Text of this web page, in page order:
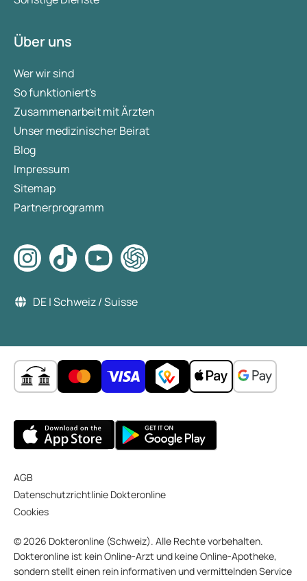
Über uns
Wer wir sind
So funktioniert's
Zusammenarbeit mit Ärzten
Unser medizinischer Beirat
Blog
Impressum
Sitemap
Partnerprogramm
DE | Schweiz / Suisse
AGB
Datenschutzrichtlinie Dokteronline
Cookies
© 2026 Dokteronline (Schweiz). Alle Rechte vorbehalten.
Dokteronline ist kein Online-Arzt und keine Online-Apotheke,
sondern stellt einen rein informativen und vermittelnden Service